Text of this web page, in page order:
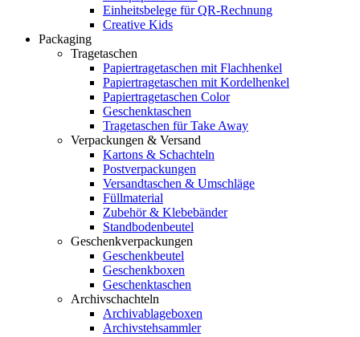
Einheitsbelege für QR-Rechnung
Creative Kids
Packaging
Tragetaschen
Papiertragetaschen mit Flachhenkel
Papiertragetaschen mit Kordelhenkel
Papiertragetaschen Color
Geschenktaschen
Tragetaschen für Take Away
Verpackungen & Versand
Kartons & Schachteln
Postverpackungen
Versandtaschen & Umschläge
Füllmaterial
Zubehör & Klebebänder
Standbodenbeutel
Geschenkverpackungen
Geschenkbeutel
Geschenkboxen
Geschenktaschen
Archivschachteln
Archivablageboxen
Archivstehsammler